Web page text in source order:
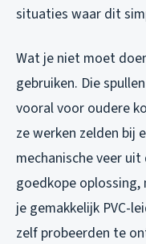
situaties waar dit
Wat je niet moet
gebruiken. Die
vooral voor oudere
ze werken zelden bij
mechanische veer
goedkope oplossing,
je gemakkelijk PVC-
zelf probeerden te